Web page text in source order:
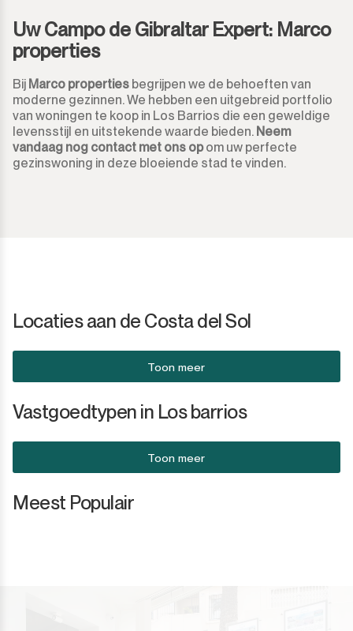
Uw Campo de Gibraltar Expert: Marco
properties
Bij Marco properties begrijpen we de behoeften van
moderne gezinnen. We hebben een uitgebreid portfolio
van woningen te koop in Los Barrios die een geweldige
levensstijl en uitstekende waarde bieden. Neem
vandaag nog contact met ons opom uw perfecte
gezinswoning in deze bloeiende stad te vinden.
Locaties aan de Costa del Sol
Toon meer
Vastgoedtypen in Los barrios
Toon meer
Meest Populair